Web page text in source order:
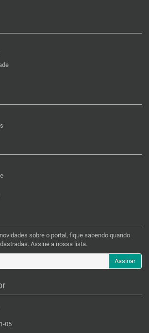
sobre o portal, fique sabendo quando
Assine a nossa lista.
Assinar
05